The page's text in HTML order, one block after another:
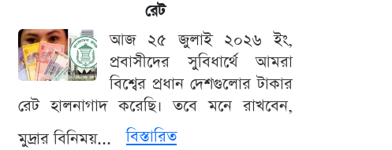
রেট
আজ ২৫ জুলাই ২০২৬ ইং,
প্রবাসীদের সুবিধার্থে আমরা
বিশ্বের প্রধান দেশগুলোর টাকার
রেট হালনাগাদ করেছি। তবে মনে রাখবেন,
মুদ্রার বিনিময়...
বিস্তারিত